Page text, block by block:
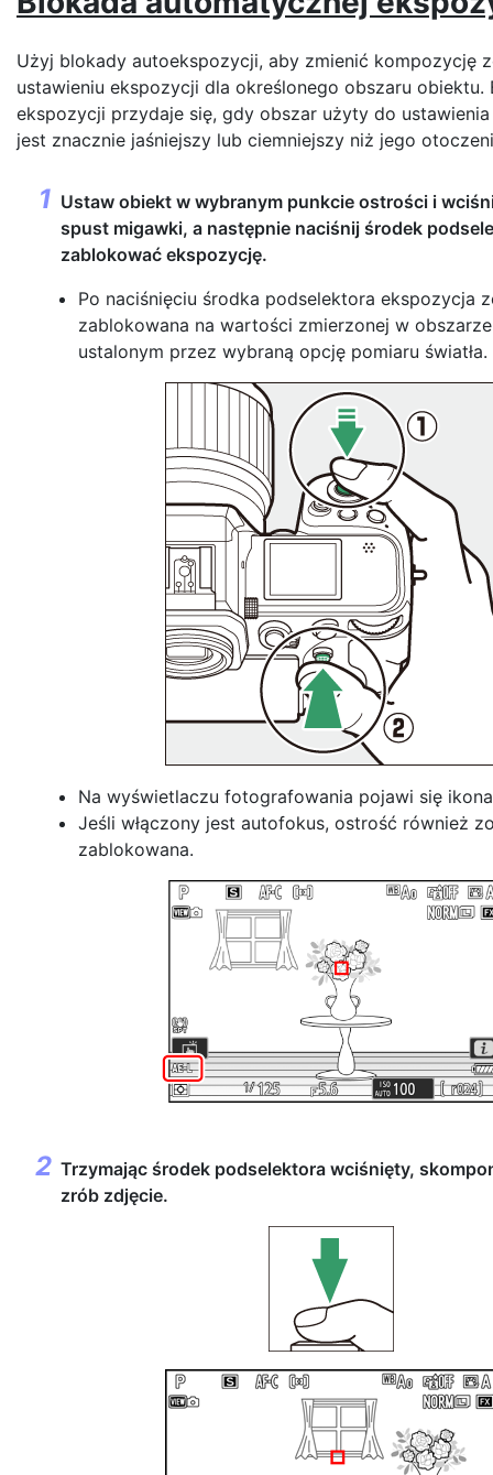
Użyj blokady autoekspozycji, aby zmienić kompozycję
ustawieniu ekspozycji dla określonego obszaru obiektu.
ekspozycji przydaje się, gdy obszar użyty do
jest znacznie jaśniejszy lub ciemniejszy niż jego
Ustaw obiekt w wybranym punkcie ostrości i
spust migawki, a następnie naciśnij środek
zablokować ekspozycję.
Po naciśnięciu środka podselektora ekspozycja
zablokowana na wartości zmierzonej w
ustalonym przez wybraną opcję pomiaru światła.
Na wyświetlaczu fotografowania pojawi się
Jeśli włączony jest autofokus, ostrość również
zablokowana.
Trzymając środek podselektora wciśnięty,
zrób zdjęcie.